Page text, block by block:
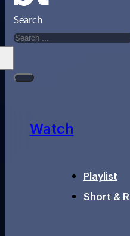
Search
Watch
Playlist
Short &